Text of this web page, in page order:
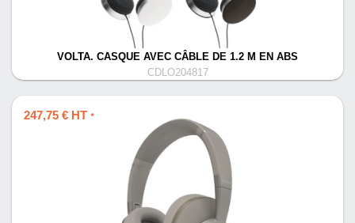
VOLTA. CASQUE AVEC CÂBLE DE 1.2 M EN ABS
CDLO204817
247,75 € HT *